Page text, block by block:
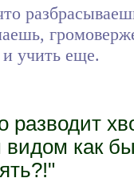
учить еще.
разводит
как